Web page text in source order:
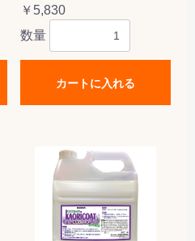
￥5,830
数量
カートに入れる